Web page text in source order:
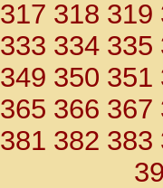
317 318 319
333 334 335
349 350 351
365 366 367
381 382 383